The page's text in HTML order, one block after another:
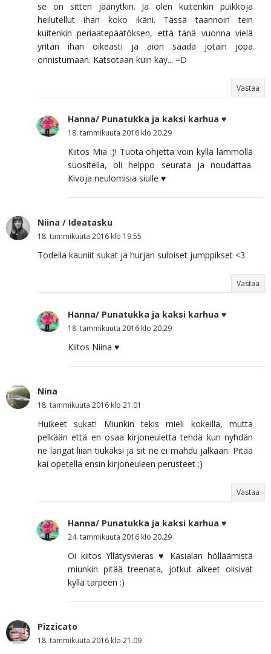
se on sitten jäänytkin. Ja olen kuitenkin puikkoja
heilutellut ihan koko ikäni. Tässä taannoin tein
kuitenkin periaatepäätöksen, että tänä vuonna vielä
yritän ihan oikeasti ja aion saada jotain jopa
onnistumaan. Katsotaan kuin käy... =D
Vastaa
Hanna/ Punatukka ja kaksi karhua ♥
18. tammikuuta 2016 klo 20.29
Kiitos Mia :)! Tuota ohjetta voin kyllä lämmöllä
suositella, oli helppo seurata ja noudattaa.
Kivoja neulomisia siulle ♥
Niina / Ideatasku
18. tammikuuta 2016 klo 19.55
Todella kauniit sukat ja hurjan suloiset jumppikset <3
Vastaa
Hanna/ Punatukka ja kaksi karhua ♥
18. tammikuuta 2016 klo 20.29
Kiitos Niina ♥
Nina
18. tammikuuta 2016 klo 21.01
Huikeet sukat! Miunkin tekis mieli kokeilla, mutta
pelkään että en osaa kirjoneuletta tehdä kun nyhdän
ne langat liian tiukaksi ja sit ne ei mahdu jalkaan. Pitää
kai opetella ensin kirjoneuleen perusteet ;)
Vastaa
Hanna/ Punatukka ja kaksi karhua ♥
24. tammikuuta 2016 klo 20.29
Oi kiitos Yllätysvieras ♥ Käsialan hölläämistä
miunkin pitää treenata, jotkut alkeet olisivat
kyllä tarpeen :)
Pizzicato
18. tammikuuta 2016 klo 21.09